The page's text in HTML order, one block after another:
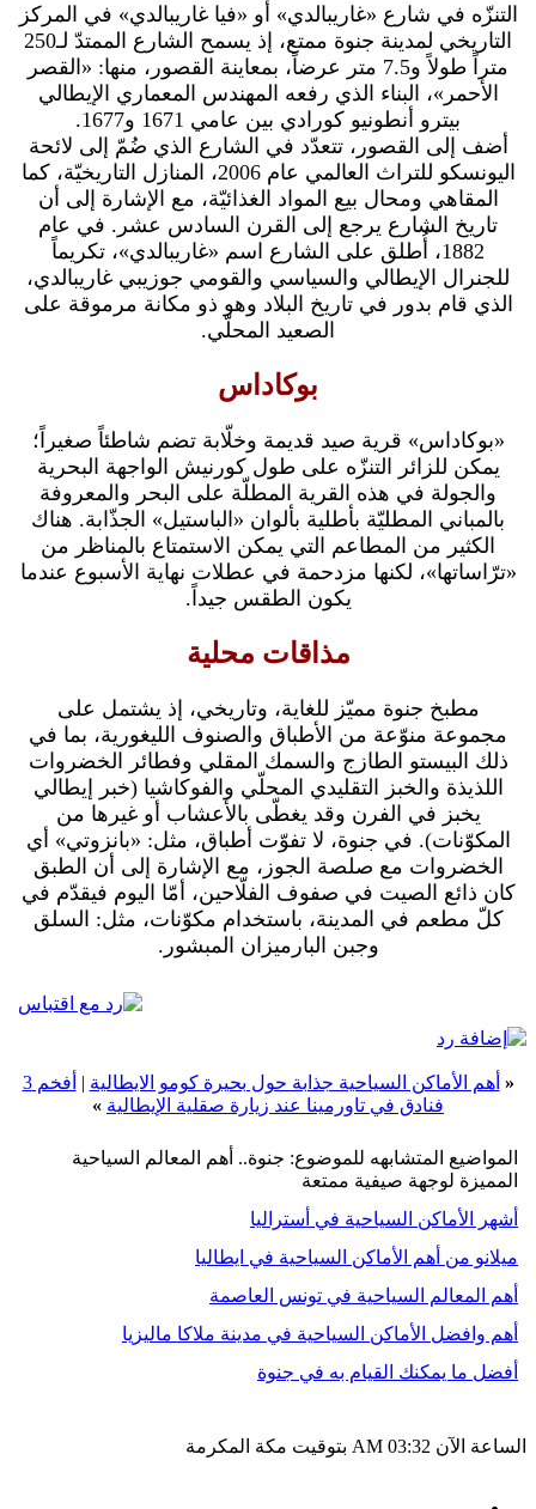
التنزّه في شارع «غاريبالدي» أو «فيا غاريبالدي» في المركز
التاريخي لمدينة جنوة ممتع، إذ يسمح الشارع الممتدّ لـ250
متراً طولاً و7.5 متر عرضاً، بمعاينة القصور، منها: «القصر
الأحمر»، البناء الذي رفعه المهندس المعماري الإيطالي
بيترو أنطونيو كورادي بين عامي 1671 و1677.
أضف إلى القصور، تتعدّد في الشارع الذي ضُمّ إلى لائحة
اليونسكو للتراث العالمي عام 2006، المنازل التاريخيّة، كما
المقاهي ومحال بيع المواد الغذائيّة، مع الإشارة إلى أن
تاريخ الشارع يرجع إلى القرن السادس عشر. في عام
1882، أُطلق على الشارع اسم «غاريبالدي»، تكريماً
للجنرال الإيطالي والسياسي والقومي جوزيبي غاريبالدي،
الذي قام بدور في تاريخ البلاد وهو ذو مكانة مرموقة على
الصعيد المحلّي.
بوكاداس
«بوكاداس» قرية صيد قديمة وخلّابة تضم شاطئاً صغيراً؛
يمكن للزائر التنزّه على طول كورنيش الواجهة البحرية
والجولة في هذه القرية المطلّة على البحر والمعروفة
بالمباني المطليّة بأطلية بألوان «الباستيل» الجذّابة. هناك
الكثير من المطاعم التي يمكن الاستمتاع بالمناظر من
«ترّاساتها»، لكنها مزدحمة في عطلات نهاية الأسبوع عندما
يكون الطقس جيداً.
مذاقات محلية
مطبخ جنوة مميّز للغاية، وتاريخي، إذ يشتمل على
مجموعة منوّعة من الأطباق والصنوف الليغورية، بما في
ذلك البيستو الطازج والسمك المقلي وفطائر الخضروات
اللذيذة والخبز التقليدي المحلّي والفوكاشيا (خبر إيطالي
يخبز في الفرن وقد يغطّى بالأعشاب أو غيرها من
المكوّنات). في جنوة، لا تفوّت أطباق، مثل: «بانزوتي» أي
الخضروات مع صلصة الجوز، مع الإشارة إلى أن الطبق
كان ذائع الصيت في صفوف الفلّاحين، أمّا اليوم فيقدّم في
كلّ مطعم في المدينة، باستخدام مكوّنات، مثل: السلق
وجبن البارميزان المبشور.
« أهم الأماكن السياحية جذابة حول بحيرة كومو الايطالية |
أفخم 3
فنادق في تاورمينا عند زيارة صقلية الإيطالية »
المواضيع المتشابهه للموضوع: جنوة.. أهم المعالم السياحية
المميزة لوجهة صيفية ممتعة
أشهر الأماكن السياحية في أستراليا
ميلانو من أهم الأماكن السياحية في ايطاليا
أهم المعالم السياحية في تونس العاصمة
أهم وافضل الأماكن السياحية في مدينة ملاكا ماليزيا
أفضل ما يمكنك القيام به في جنوة
الساعة الآن 03:32 AM بتوقيت مكة المكرمة